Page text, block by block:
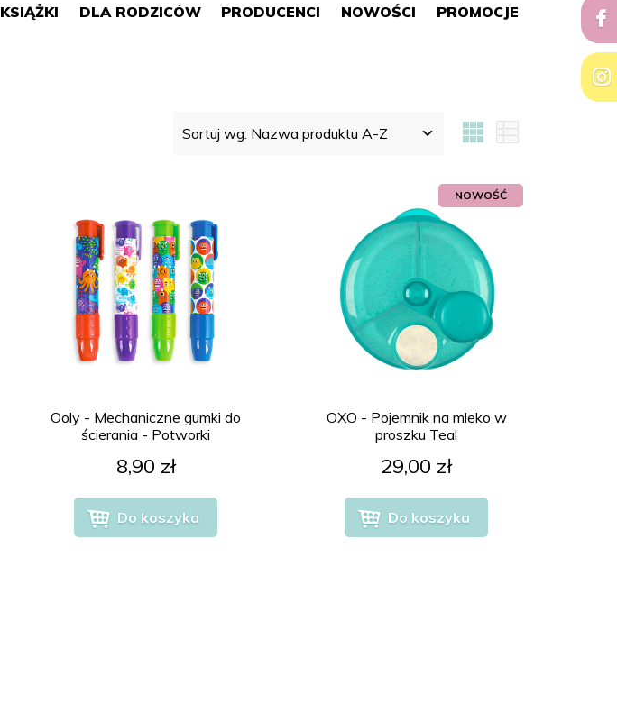
kasy
suma: 0,00 zł
KSIĄŻKI DLA RODZICÓW PRODUCENCI NOWOŚCI PROMOCJE
Sortuj wg: Nazwa produktu A-Z
Ooly - Mechaniczne gumki do
ścierania - Potworki
8,90 zł
Do koszyka
NOWOŚĆ
OXO - Pojemnik na mleko w
proszku Teal
29,00 zł
Do koszyka